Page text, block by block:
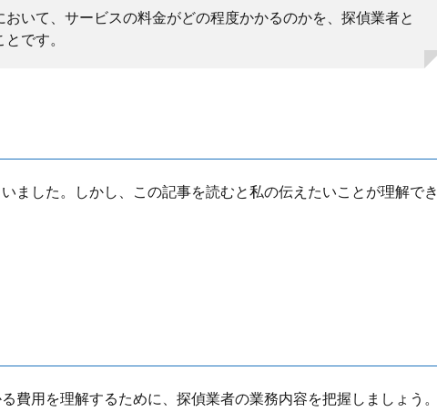
いて、サービスの料金がどの程度かかるのかを、探偵業者と
です。
ました。しかし、この記事を読むと私の伝えたいことが理解でき
費用を理解するために、探偵業者の業務内容を把握しましょう。